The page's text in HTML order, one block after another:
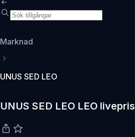
Marknad
UNUS SED LEO
UNUS SED LEO LEO livepris